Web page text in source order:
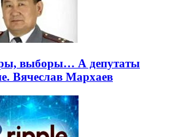
выборы… А депутаты
Вячеслав Мархаев